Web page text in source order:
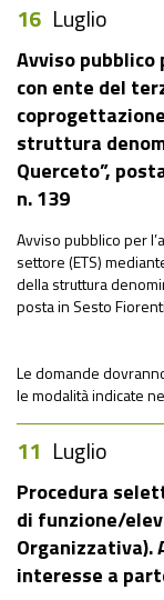
16 Luglio
Avviso
con ente del
struttura
Querceto”,
n. 139
Avviso pubblico per
settore (ETS)
della struttura
posta in Sesto
Le domande
le modalità indicate
11 Luglio
Procedura
di funzione/
Organizzativa).
interesse a